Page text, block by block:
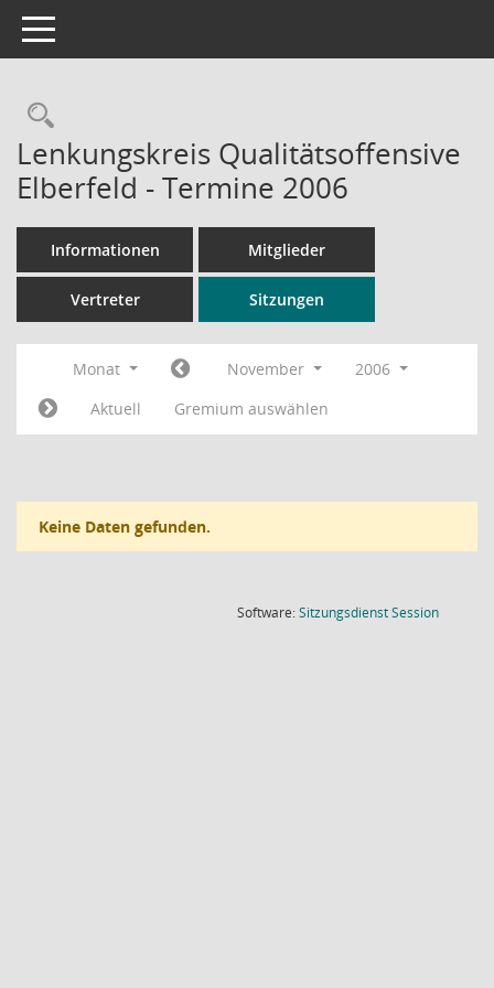
Toggle navigation
Rechercheauswahl
Lenkungskreis Qualitätsoffensive
Elberfeld - Termine 2006
Informationen Mitglieder
Vertreter Sitzungen
Monat November
2006
Aktuell
Gremium auswählen
Keine Daten gefunden.
Software:SitzungsdienstSession(Wird in